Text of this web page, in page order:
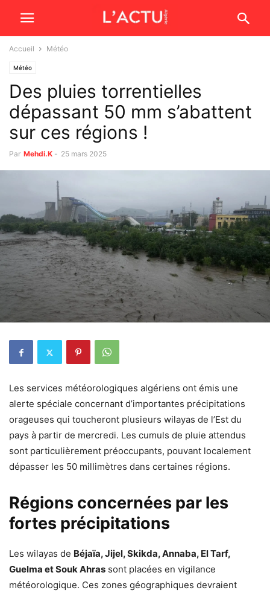
Accueil Météo
Météo
Des pluies torrentielles
dépassant 50 mm s’abattent
sur ces régions !
Par Mehdi.K - 25 mars 2025
Les services météorologiques algériens ont émis une
alerte spéciale concernant d’importantes précipitations
orageuses qui toucheront plusieurs wilayas de l’Est du
pays à partir de mercredi. Les cumuls de pluie attendus
sont particulièrement préoccupants, pouvant localement
dépasser les 50 millimètres dans certaines régions.
Régions concernées par les
fortes précipitations
Les wilayas de Béjaïa, Jijel, Skikda, Annaba, El Tarf,
Guelma et Souk Ahras sont placées en vigilance
météorologique. Ces zones géographiques devraient